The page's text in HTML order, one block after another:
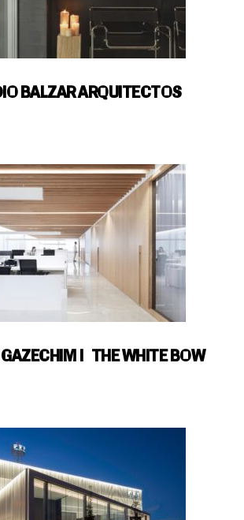
BALZAR ARQUITECTOS
| THE WHITE BOW